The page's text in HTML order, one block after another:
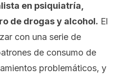
en psiquiatría,
de drogas y alcohol. El
con una serie de
de consumo de
problemáticos, y